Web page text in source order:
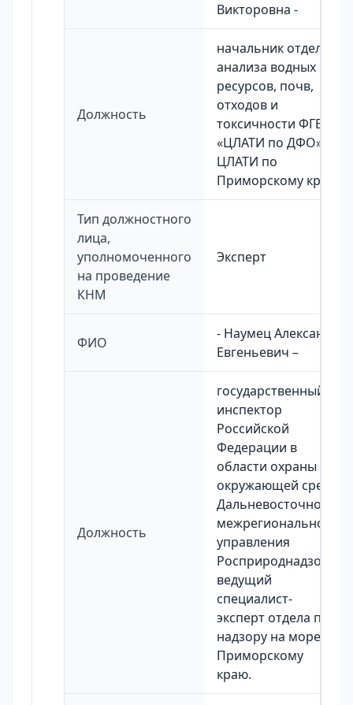
Викторовна -
Должность
начальник отдела
анализа водных
ресурсов, почв,
отходов и
токсичности ФГБУ
«ЦЛАТИ по ДФО» -
ЦЛАТИ по
Приморскому краю
Тип должностного
лица,
уполномоченного
на проведение
КНМ
Эксперт
ФИО
- Наумец Александр
Евгеньевич –
Должность
государственный
инспектор
Российской
Федерации в
области охраны
окружающей среды
Дальневосточного
межрегионального
управления
Росприроднадзора,
ведущий
специалист-
эксперт отдела по
надзору на море по
Приморскому
краю.